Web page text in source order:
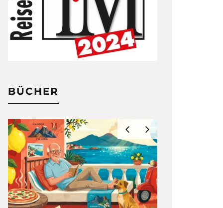
BÜCHER